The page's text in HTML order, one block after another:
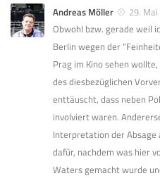
Andreas Möller
29.
Obwohl bzw. gerade weil
Berlin wegen der
Prag im Kino sehen
des diesbezüglichen
enttäuscht, dass neben
involviert waren.
Interpretation der
dafür, nachdem was hier
Waters gemacht wurde